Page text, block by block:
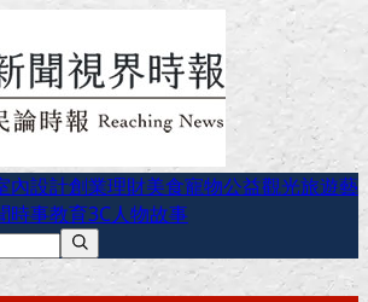
內設計創業理財美食寵物公益觀光旅遊藝
時事教育3C人物故事